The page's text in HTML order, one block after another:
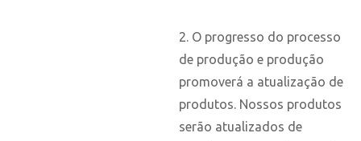
2. O progresso do processo
de produção e produção
promoverá a atualização de
produtos. Nossos produtos
serão atualizados de